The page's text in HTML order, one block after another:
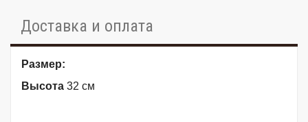
Доставка и оплата
Размер:
Высота 32 см